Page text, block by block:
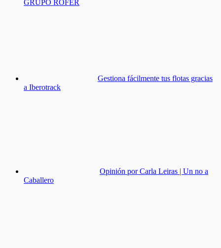
GRUPO ROFER
Gestiona fácilmente tus flotas gracias
a Iberotrack
Opinión por Carla Leiras | Un no a
Caballero